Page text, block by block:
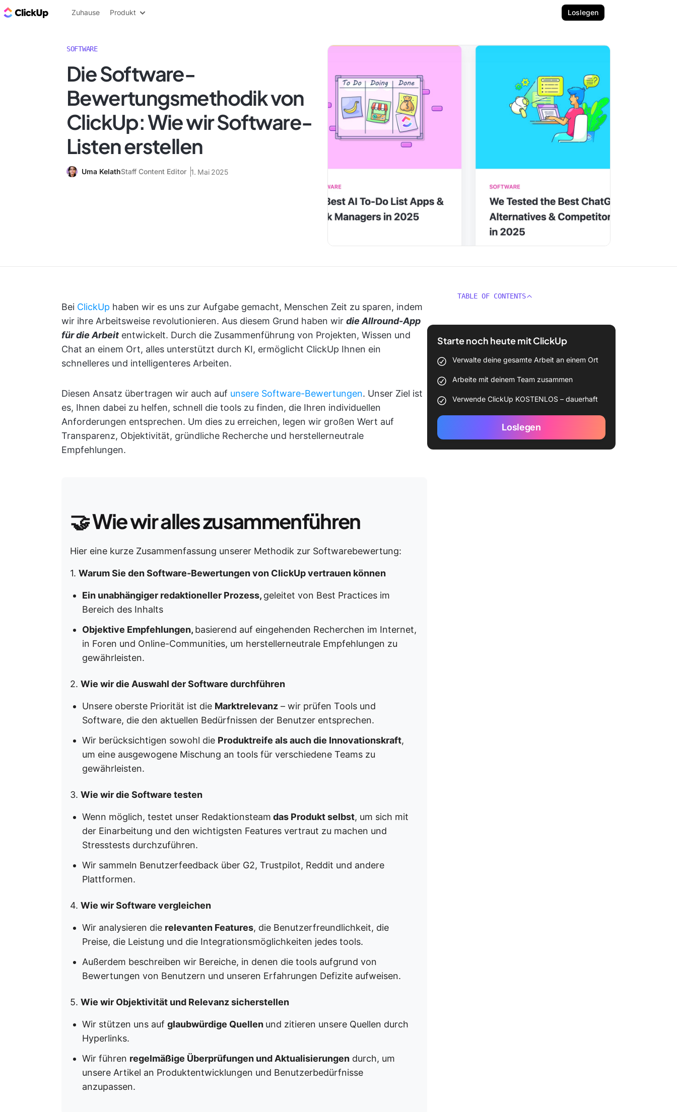
ClickUp Blog
Zuhause Produkt Loslegen
SOFTWARE
Die Software-
Bewertungsmethodik von
ClickUp: Wie wir Software-
Listen erstellen
Uma KelathStaff Content Editor 1. Mai 2025
Bei ClickUp haben wir es uns zur Aufgabe gemacht, Menschen Zeit zu sparen, indem
wir ihre Arbeitsweise revolutionieren. Aus diesem Grund haben wir die Allround-App
für die Arbeit entwickelt. Durch die Zusammenführung von Projekten, Wissen und
Chat an einem Ort, alles unterstützt durch KI, ermöglicht ClickUp Ihnen ein
schnelleres und intelligenteres Arbeiten.
Diesen Ansatz übertragen wir auch auf unsere Software-Bewertungen. Unser Ziel ist
es, Ihnen dabei zu helfen, schnell die tools zu finden, die Ihren individuellen
Anforderungen entsprechen. Um dies zu erreichen, legen wir großen Wert auf
Transparenz, Objektivität, gründliche Recherche und herstellerneutrale
Empfehlungen.
🤝Wie wir alles zusammenführen
Hier eine kurze Zusammenfassung unserer Methodik zur Softwarebewertung:
1. Warum Sie den Software-Bewertungen von ClickUp vertrauen können
Ein unabhängiger redaktioneller Prozess, geleitet von Best Practices im
Bereich des Inhalts
Objektive Empfehlungen, basierend auf eingehenden Recherchen im Internet,
in Foren und Online-Communities, um herstellerneutrale Empfehlungen zu
gewährleisten.
2. Wie wir die Auswahl der Software durchführen
Unsere oberste Priorität ist die Marktrelevanz – wir prüfen Tools und
Software, die den aktuellen Bedürfnissen der Benutzer entsprechen.
Wir berücksichtigen sowohl die Produktreife als auch die Innovationskraft,
um eine ausgewogene Mischung an tools für verschiedene Teams zu
gewährleisten.
3. Wie wir die Software testen
Wenn möglich, testet unser Redaktionsteam das Produkt selbst, um sich mit
der Einarbeitung und den wichtigsten Features vertraut zu machen und
Stresstests durchzuführen.
Wir sammeln Benutzerfeedback über G2, Trustpilot, Reddit und andere
Plattformen.
4. Wie wir Software vergleichen
Wir analysieren die relevanten Features, die Benutzerfreundlichkeit, die
Preise, die Leistung und die Integrationsmöglichkeiten jedes tools.
Außerdem beschreiben wir Bereiche, in denen die tools aufgrund von
Bewertungen von Benutzern und unseren Erfahrungen Defizite aufweisen.
5. Wie wir Objektivität und Relevanz sicherstellen
Wir stützen uns auf glaubwürdige Quellen und zitieren unsere Quellen durch
Hyperlinks.
Wir führen regelmäßige Überprüfungen und Aktualisierungen durch, um
unsere Artikel an Produktentwicklungen und Benutzerbedürfnisse
anzupassen.
TABLE OF CONTENTS
Starte noch heute mit ClickUp
Verwalte deine gesamte Arbeit an einem Ort
Arbeite mit deinem Team zusammen
Verwende ClickUp KOSTENLOS – dauerhaft
Loslegen